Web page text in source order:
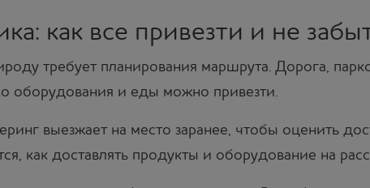
как все привезти и не
требует планирования маршрута. Дорога,
оборудования и еды можно привезти.
выезжает на место заранее, чтобы оценить
как доставлять продукты и оборудование на